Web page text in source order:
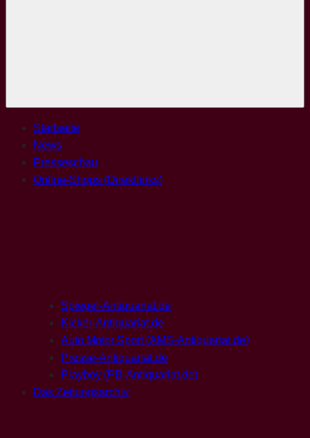
Startseite
News
Presseschau
Online-Shops (Direktlinks)
Spiegel-Antiquariat.de
Kicker-Antiquariat.de
Auto Motor Sport (AMS-Antiquariat.de)
Presse-Antiquariat.de
Playboy (PB-Antiquariat.de)
Das Zeitungsarchiv